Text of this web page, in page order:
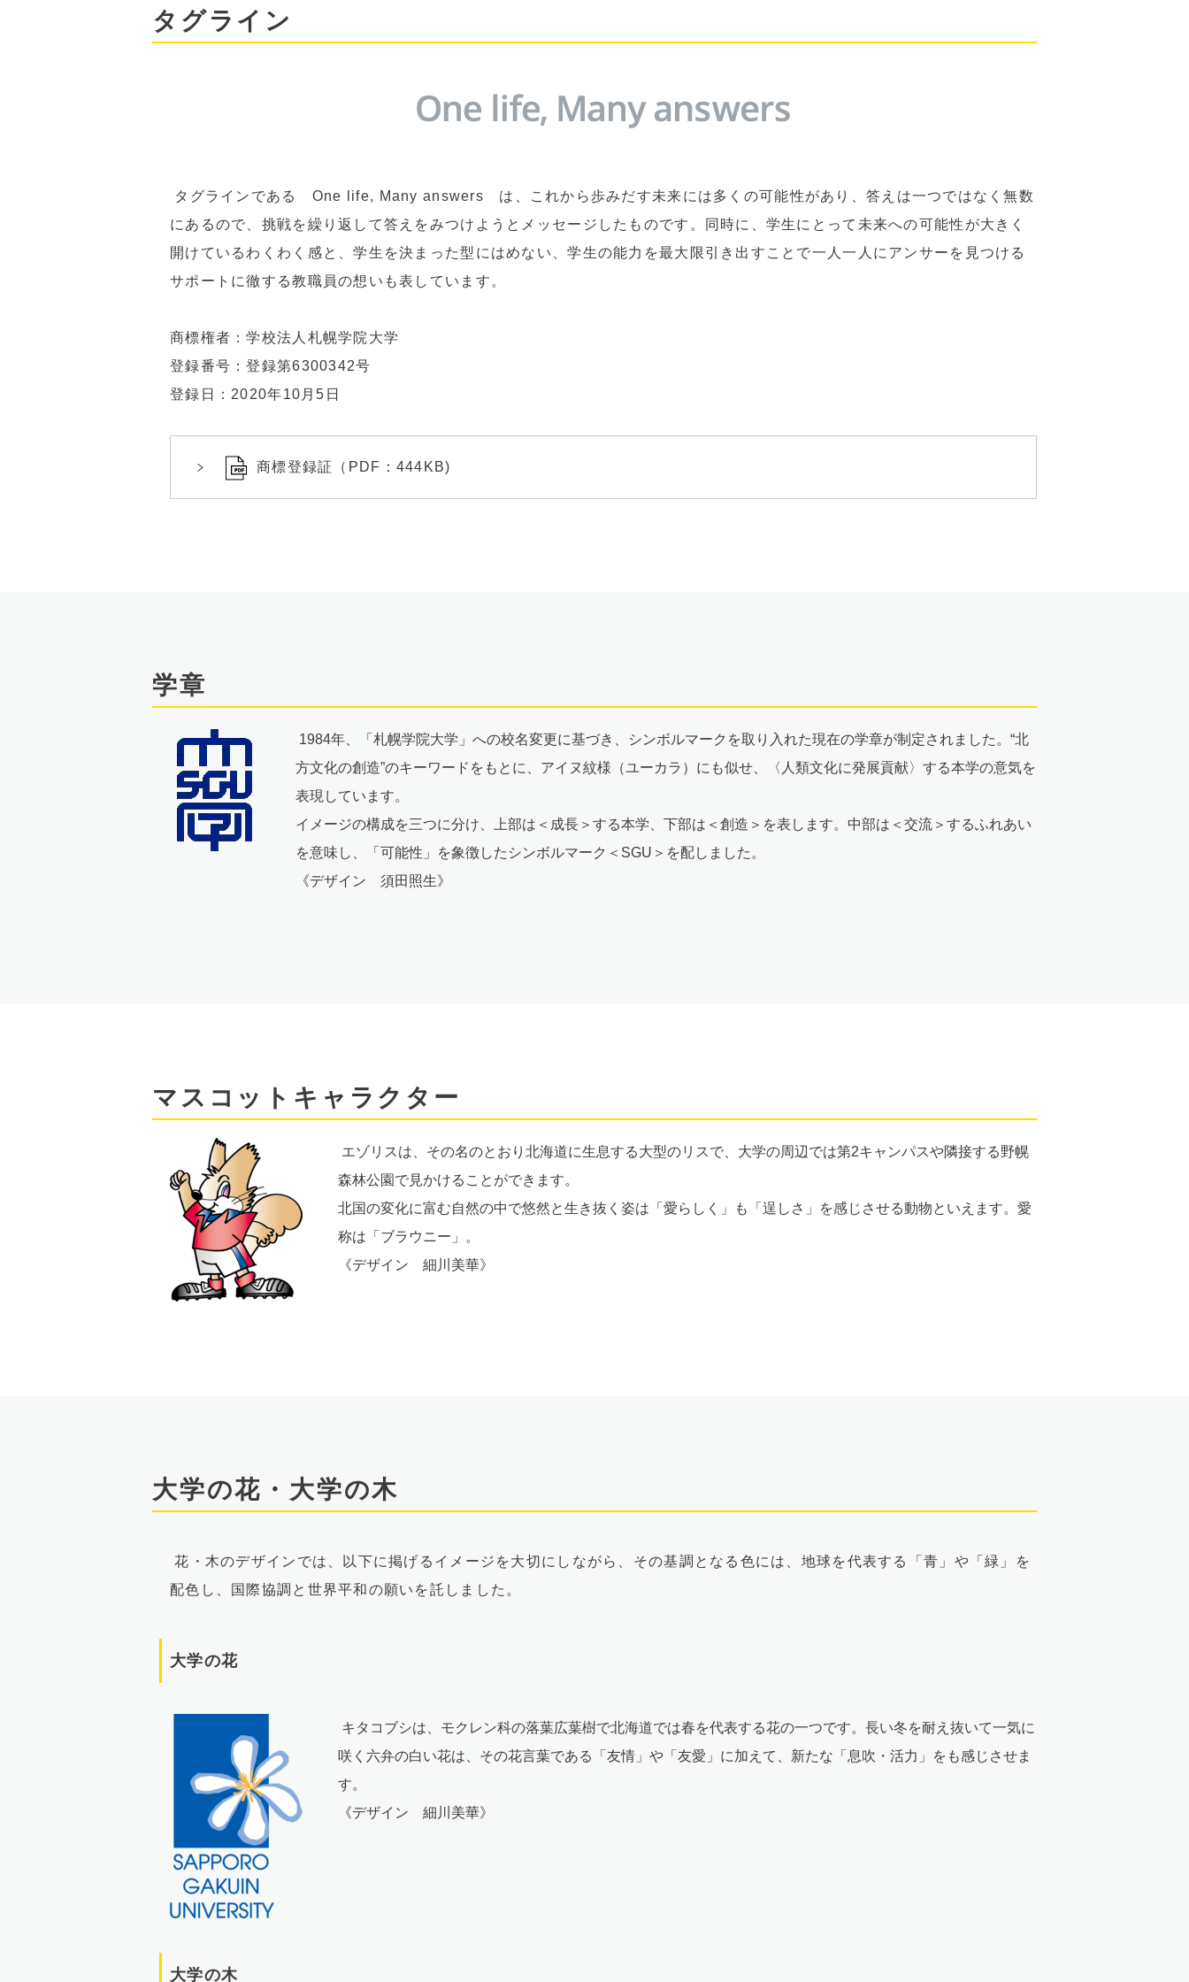
タグライン
タグラインである One life, Many answers は、これから歩みだす未来には多くの可能性があり、答えは一つではなく無数
にあるので、挑戦を繰り返して答えをみつけようとメッセージしたものです。同時に、学生にとって未来への可能性が大きく
開けているわくわく感と、学生を決まった型にはめない、学生の能力を最大限引き出すことで一人一人にアンサーを見つける
サポートに徹する教職員の想いも表しています。
商標権者：学校法人札幌学院大学
登録番号：登録第6300342号
登録日：2020年10月5日
商標登録証（PDF：444KB)
学章
1984年、「札幌学院大学」への校名変更に基づき、シンボルマークを取り入れた現在の学章が制定されました。“北
方文化の創造”のキーワードをもとに、アイヌ紋様（ユーカラ）にも似せ、〈人類文化に発展貢献〉する本学の意気を
表現しています。
イメージの構成を三つに分け、上部は＜成長＞する本学、下部は＜創造＞を表します。中部は＜交流＞するふれあい
を意味し、「可能性」を象徴したシンボルマーク＜SGU＞を配しました。
《デザイン 須田照生》
マスコットキャラクター
エゾリスは、その名のとおり北海道に生息する大型のリスで、大学の周辺では第2キャンパスや隣接する野幌
森林公園で見かけることができます。
北国の変化に富む自然の中で悠然と生き抜く姿は「愛らしく」も「逞しさ」を感じさせる動物といえます。愛
称は「ブラウニー」。
《デザイン 細川美華》
大学の花・大学の木
花・木のデザインでは、以下に掲げるイメージを大切にしながら、その基調となる色には、地球を代表する「青」や「緑」を
配色し、国際協調と世界平和の願いを託しました。
大学の花
キタコブシは、モクレン科の落葉広葉樹で北海道では春を代表する花の一つです。長い冬を耐え抜いて一気に
咲く六弁の白い花は、その花言葉である「友情」や「友愛」に加えて、新たな「息吹・活力」をも感じさせま
す。
《デザイン 細川美華》
大学の木